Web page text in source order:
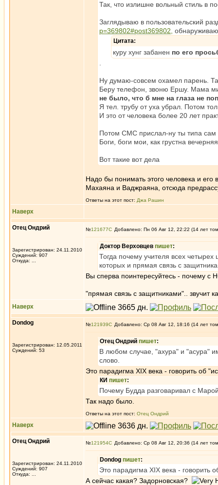
Так, что излишне вольный стиль в
Заглядываю в пользовательский
p=369802#post369802,
Цитата:
куру хунг забанен по его
Ну думаю-совсем охамел парень.
Беру телефон, звоню Ершу. Мама
не было, что б мне на глаза не
Я тел. трубу от уха убрал. Потом
И это от человека более 20 лет
Потом СМС прислал-ну ты типа сам
Боги, боги мои, как грустна
Вот такие вот дела
Надо бы понимать этого человека и его
Махаяна и Ваджраяна, отсюда
Ответы на этот пост: Джа Рашин
Наверх
Отец Ондрий
Зарегистрирован: 24.11.2010
Суждений: 907
Откуда: ...
№121677 Добавлено: Пн 06 Авг 12, 22:22 (14 лет
Доктор Верховцев пишет:
Тогда почему учителя всех
которых и прямая связь с
Вы сперва поинтересуйтесь - почему
"прямая связь с защитниками".. звучит
Наверх
Dondog
Зарегистрирован: 12.05.2011
Суждений: 53
№121939 Добавлено: Ср 08 Авг 12, 18:16 (14 лет
Отец Ондрий пишет:
В любом случае, "ахура" и "асура"
слово.
Это парадигма XIX века - говорить об
КИ пишет:
Почему Будда разговаривал с
Так надо было.
Ответы на этот пост: Отец Ондрий
Наверх
Отец Ондрий
Зарегистрирован: 24.11.2010
Суждений: 907
Откуда: ...
№121954 Добавлено: Ср 08 Авг 12, 20:36 (14 лет
Dondog пишет:
Это парадигма XIX века - говорить
А сейчас какая? Задорновская?